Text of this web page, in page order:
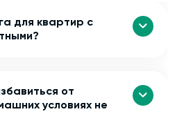
для квартир с
от
условиях не